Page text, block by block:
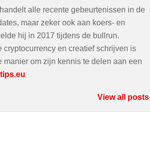
alle recente gebeurtenissen in de
maar zeker ook aan koers- en
hij in 2017 tijdens de bullrun.
en creatief schrijven is
om zijn kennis te delen aan een
View all posts